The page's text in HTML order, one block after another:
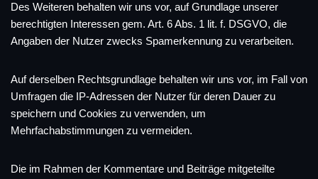
Des Weiteren behalten wir uns vor, auf Grundlage unserer
berechtigten Interessen gem. Art. 6 Abs. 1 lit. f. DSGVO, die
Angaben der Nutzer zwecks Spamerkennung zu verarbeiten.
Auf derselben Rechtsgrundlage behalten wir uns vor, im Fall von
Umfragen die IP-Adressen der Nutzer für deren Dauer zu
speichern und Cookies zu verwenden, um
Mehrfachabstimmungen zu vermeiden.
Die im Rahmen der Kommentare und Beiträge mitgeteilte